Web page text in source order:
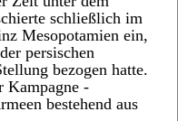
schließlich im
Mesopotamien ein,
persischen
bezogen hatte.
Kampagne -
bestehend aus